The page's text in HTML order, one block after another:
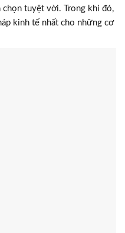
chọn tuyệt vời. Trong khi đó,
kinh tế nhất cho những cơ